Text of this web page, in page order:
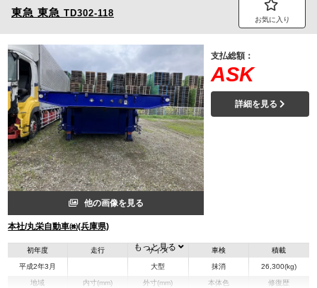
東急 東急 TD302-118
お気に入り
他の画像を見る
本社/丸栄自動車㈱(兵庫県)
支払総額：
ASK
詳細を見る
初年度
平成2年3月
走行 サイズ
大型
車検
抹消
積載
26,300(kg)
地域 内寸(mm) 外寸(mm) 本体色 修復歴
もっと見る